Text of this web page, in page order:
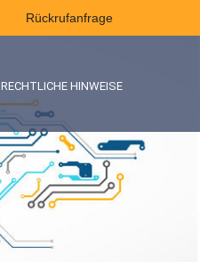
Rückrufanfrage
RECHTLICHE HINWEISE